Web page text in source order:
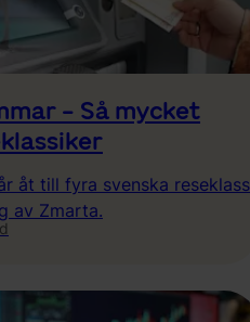
- Så mycket
åt till fyra svenska
av Zmarta.